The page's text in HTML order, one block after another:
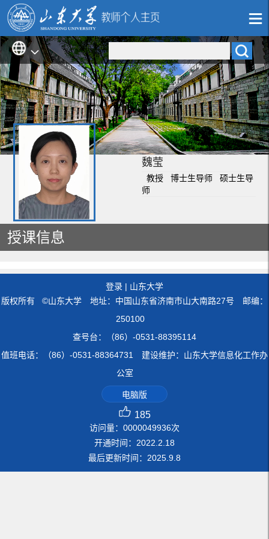
魏莹
教授 博士生导师 硕士生导
师
授课信息
登录 | 山东大学
版权所有 ©山东大学 地址：中国山东省济南市山大南路27号 邮编：
250100
查号台：（86）-0531-88395114
值班电话：（86）-0531-88364731 建设维护：山东大学信息化工作办
公室
电脑版
185
访问量： 0000049936次
开通时间： 2022 2 18
最后更新时间： 2025 9 8